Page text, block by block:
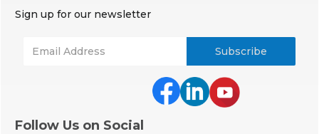
Sign up for our newsletter
Follow Us on Social